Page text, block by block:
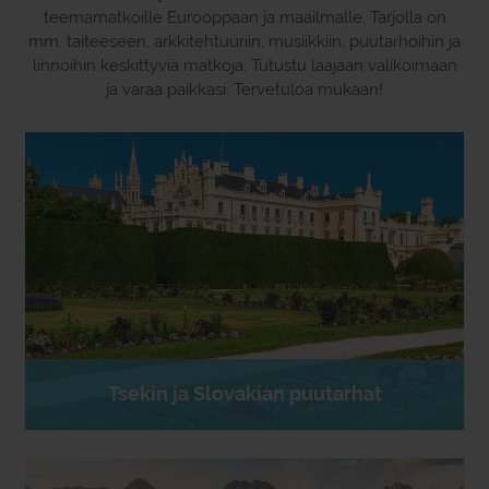
teemamatkoille Eurooppaan ja maailmalle. Tarjolla on
mm. taiteeseen, arkkitehtuuriin, musiikkiin, puutarhoihin ja
linnoihin keskittyviä matkoja. Tutustu laajaan valikoimaan
ja varaa paikkasi. Tervetuloa mukaan!
Tsekin ja Slovakian puutarhat